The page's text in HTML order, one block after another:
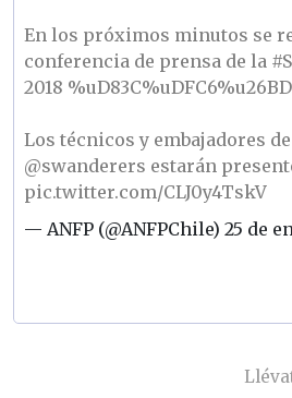
En los próximos minutos se
conferencia de prensa de la
2018 %uD83C%uDFC6%u26BD
Los técnicos y embajadores de
@swanderers estarán
pic.twitter.com/CLJ0y4TskV
— ANFP (@ANFPChile)25 de